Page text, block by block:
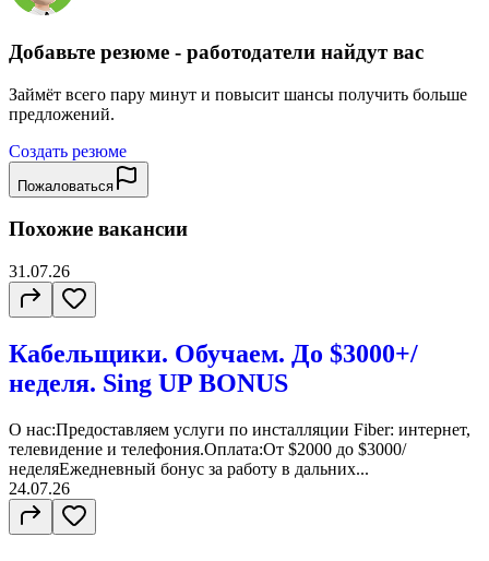
Добавьте резюме - работодатели найдут вас
Займёт всего пару минут и повысит шансы получить больше
предложений.
Создать резюме
Пожаловаться
Похожие вакансии
31.07.26
Кабельщики. Обучаем. До $3000+/
неделя. Sing UP BONUS
О нас:Предоставляем услуги по инсталляции Fiber: интернет,
телевидение и телефония.Оплата:От $2000 до $3000/
неделяЕжедневный бонус за работу в дальних...
24.07.26